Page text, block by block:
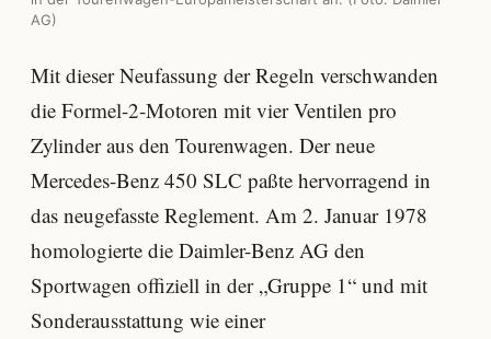
AG)
Mit dieser Neufassung der Regeln verschwanden
die Formel-2-Motoren mit vier Ventilen pro
Zylinder aus den Tourenwagen. Der neue
Mercedes-Benz 450 SLC paßte hervorragend in
das neugefasste Reglement. Am 2. Januar 1978
homologierte die Daimler-Benz AG den
Sportwagen offiziell in der „Gruppe 1“ und mit
Sonderausstattung wie einer